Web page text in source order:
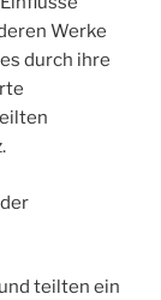
Werke
durch ihre
teilten ein